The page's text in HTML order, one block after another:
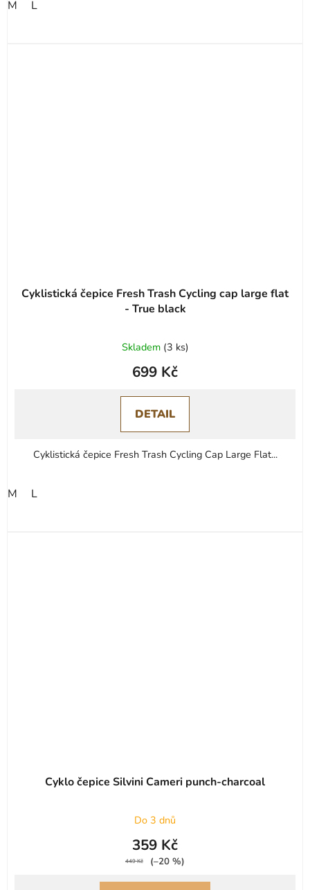
M L
Cyklistická čepice Fresh Trash Cycling cap large flat
- True black
Skladem (3 ks)
699 Kč
DETAIL
Cyklistická čepice Fresh Trash Cycling Cap Large Flat...
M L
Cyklo čepice Silvini Cameri punch-charcoal
Do 3 dnů
359 Kč
449 Kč (–20 %)